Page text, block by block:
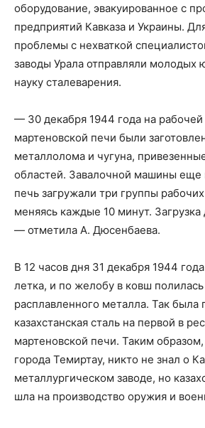
оборудование, эвакуированное с
предприятий Кавказа и Украины.
проблемы с нехваткой
заводы Урала отправляли молодых
науку сталеварения.
— 30 декабря 1944 года на
мартеновской печи были
металлолома и чугуна,
областей. Завалочной машины еще
печь загружали три группы
меняясь каждые 10 минут. Загрузка
— отметила А. Дюсенбаева.
В 12 часов дня 31 декабря 1944
летка, и по желобу в ковш полилась
расплавленного металла. Так была
казахстанская сталь на первой в
мартеновской печи. Таким
города Темиртау, никто не знал о
металлургическом заводе, но
шла на производство оружия и